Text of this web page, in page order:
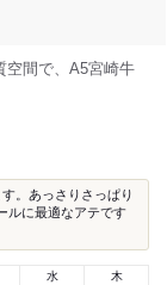
間で、A5宮崎牛
。あっさりさっぱり
ルに最適なアテです
水 木